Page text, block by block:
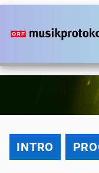
Direkt
zum
INTRO